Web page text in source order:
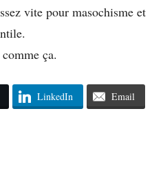
vite pour masochisme et
ça.
LinkedIn Email